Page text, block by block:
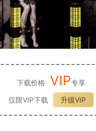
下载价格 VIP专享
仅限VIP下载
升级VIP